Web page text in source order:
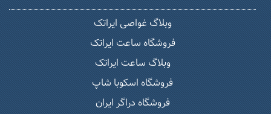
وبلاگ غواصی ایراتک
فروشگاه ساعت ایراتک
وبلاگ ساعت ایراتک
فروشگاه اسکوبا شاپ
فروشگاه دراگر ایران